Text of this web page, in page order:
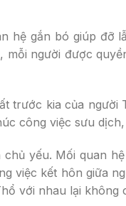
hệ gắn bó giúp đỡ
mỗi người được
trước kia của người
công việc sưu
yếu. Mối quan
việc kết hôn giữa
với nhau lại không